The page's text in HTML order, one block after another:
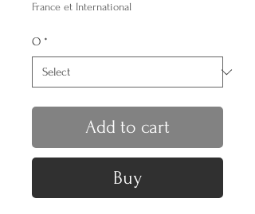
France et International
O *
Add to cart
Buy